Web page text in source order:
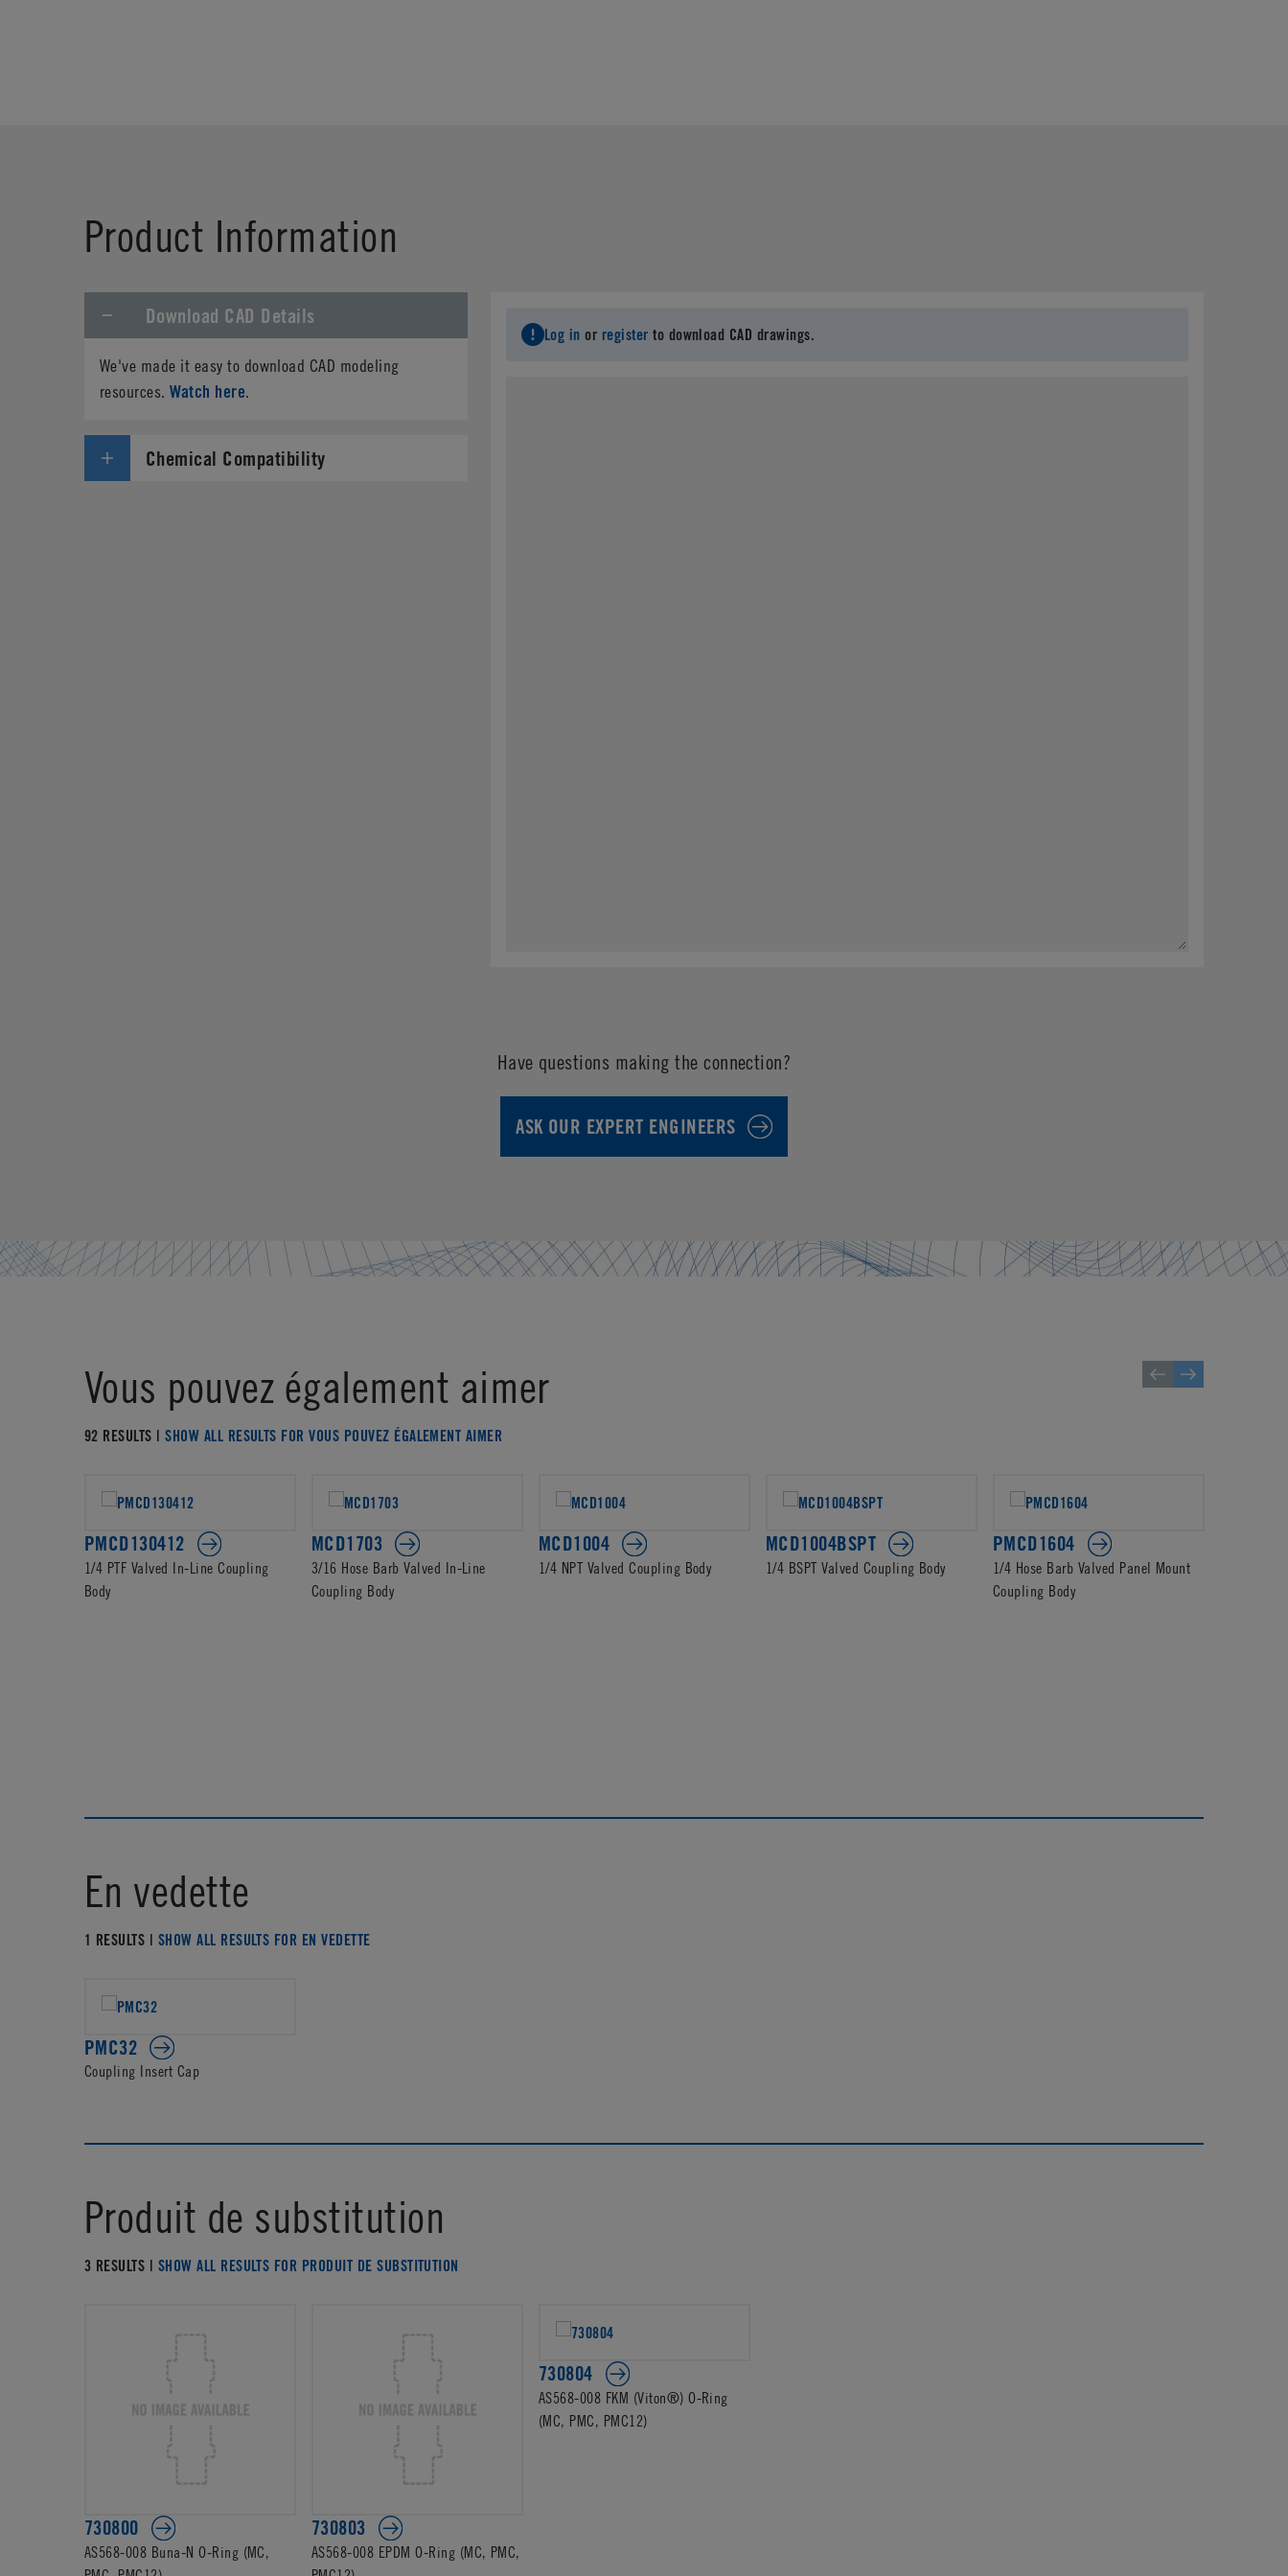
Product Information
Download CAD Details
We've made it easy to download CAD modeling
resources.Watch here.
Log in or register to download CAD drawings.
Chemical Compatibility
Have questions making the connection?
ASK OUR EXPERT ENGINEERS
Vous pouvez également aimer
92 RESULTS |SHOW ALL RESULTS FOR VOUS POUVEZ ÉGALEMENT AIMER
PMCD130412
1/4 PTF Valved In-Line Coupling
Body
MCD1703
3/16 Hose Barb Valved In-Line
Coupling Body
MCD1004
1/4 NPT Valved Coupling Body
MCD1004BSPT
1/4 BSPT Valved Coupling Body
PMCD1604
1/4 Hose Barb Valved Panel Mount
Coupling Body
En vedette
1 RESULTS | SHOW ALL RESULTS FOR EN VEDETTE
PMC32
Coupling Insert Cap
Produit de substitution
3 RESULTS | SHOW ALL RESULTS FOR PRODUIT DE SUBSTITUTION
730800
AS568-008 Buna-N O-Ring (MC,
730803
AS568-008 EPDM O-Ring (MC, PMC,
730804
AS568-008 FKM (Viton®) O-Ring
(MC, PMC, PMC12)